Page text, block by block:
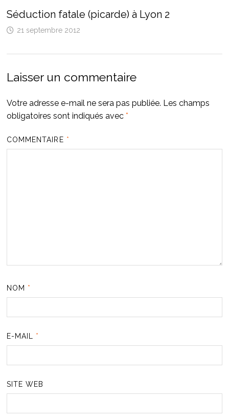
Séduction fatale (picarde) à Lyon 2
21 septembre 2012
Laisser un commentaire
Votre adresse e-mail ne sera pas publiée. Les champs
obligatoires sont indiqués avec *
COMMENTAIRE *
NOM *
E-MAIL *
SITE WEB